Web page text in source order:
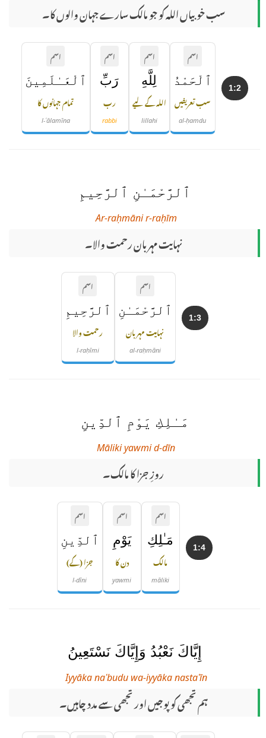
سب خوبیاں اللہ کو جو مالک سارے جہان والوں کا۔
1:2
اسم
ٱلْحَمْدُ
سب تعریفیں
al-ḥamdu
اسم
لِلَّهِ
اللہ کے لیے
lillahi
اسم
رَبِّ
رب
rabbi
اسم
ٱلْعَـٰلَمِينَ
تمام جہانوں کا
l-ʿālamīna
ٱلرَّحْمَـٰنِ ٱلرَّحِيمِ
Ar-raḥmāni r-raḥīm
نہایت مہربان رحمت والا۔
1:3
اسم
ٱلرَّحْمَـٰنِ
نہایت مہربان
al-raḥmāni
اسم
ٱلرَّحِيمِ
رحمت والا
l-raḥīmi
مَـٰلِكِ يَوْمِ ٱلدِّينِ
Māliki yawmi d-dīn
روزِ جزا کا مالک۔
1:4
اسم
مَـٰلِكِ
مالک
māliki
اسم
يَوْمِ
دن کا
yawmi
اسم
ٱلدِّينِ
جزا (کے)
l-dīni
إِيَّاكَ نَعْبُدُ وَإِيَّاكَ نَسْتَعِينُ
Iyyāka naʿbudu wa-iyyāka nastaʿīn
ہم تجھی کو پوجیں اور تجھی سے مدد چاہیں۔